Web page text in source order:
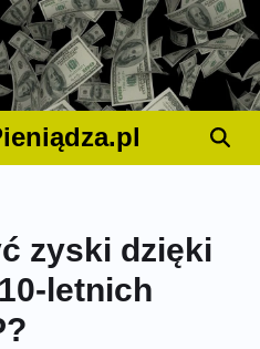
zyski dzięki
letnich